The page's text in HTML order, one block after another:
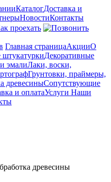
КаталогДоставка и
НовостиКонтакты
Главная страницаАкцииО
штукатуркиДекоративные
эмалиЛаки, воски,
Грунтовки, праймеры,
древесиныСопутствующие
и оплатаУслуги Наши
древесины